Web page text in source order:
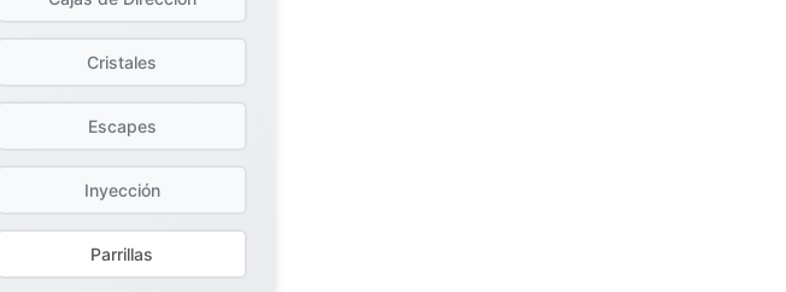
Cristales
Escapes
Inyección
Parrillas